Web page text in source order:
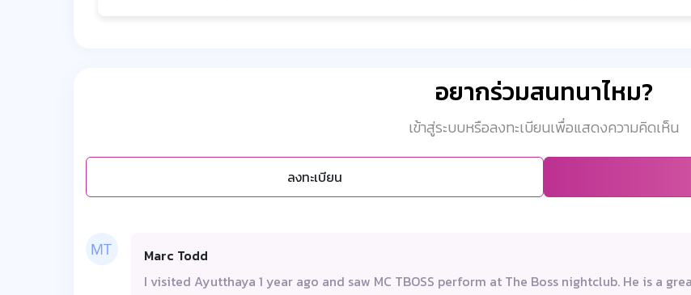
อยากร่วมสนทนาไหม?
เข้าสู่ระบบหรือลงทะเบียนเพื่อแสดงความคิดเห็น
ลงทะเบียน
Marc Todd
I visited Ayutthaya 1 year ago and saw MC TBOSS perform at The Boss nightclub. He is a